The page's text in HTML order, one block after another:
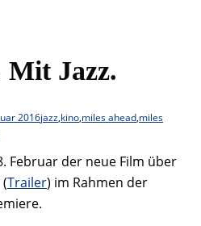
Mit Jazz.
2016jazz,kino,miles ahead,miles
Februar der neue Film über
Trailer) im Rahmen der